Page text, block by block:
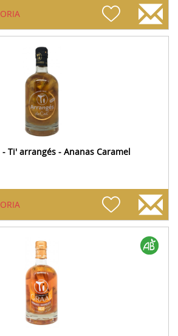
- Ti' arrangés - Ananas Caramel